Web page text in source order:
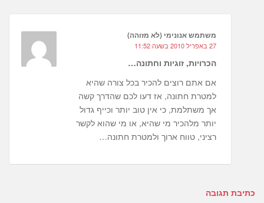
משתמש אנונימי (לא מזוהה)
27 באפריל 2010 בשעה 11:52
הכרויות, זוגיות וחתונה…
אם אתם רוצים להכיר בכל צורה שהיא
למטרת חתונה, אז דעו לכם שהדרך קשה
אך משתלמת, כי אין טוב יותר וכייף גדול
יותר מלהכיר מי שהיא, או מי שהוא לקשר
רציני, טווח ארוך ולמטרת חתונה…
כתיבת תגובה